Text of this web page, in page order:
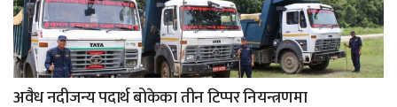
अवैध नदीजन्य पदार्थ बोकेका तीन टिप्पर नियन्त्रणमा